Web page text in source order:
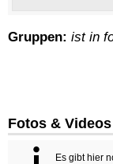
Gruppen: ist in
Fotos & Videos
Es gibt hier